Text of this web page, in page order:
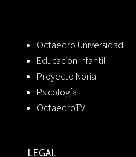
Octaedro Universidad
Educación Infantil
Proyecto Noria
Psicología
OctaedroTV
LEGAL